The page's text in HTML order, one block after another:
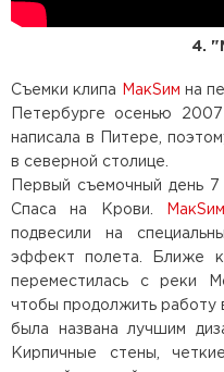
4.
Съемки клипа МакSим на
Петербурге осенью
написала в Питере,
в северной столице.
Первый съемочный день
Спаса на Крови.
МакSим
подвесили на
эффект полета. Ближе к
переместилась с реки
чтобы продолжить работу
была названа лучшим
Кирпичные стены,